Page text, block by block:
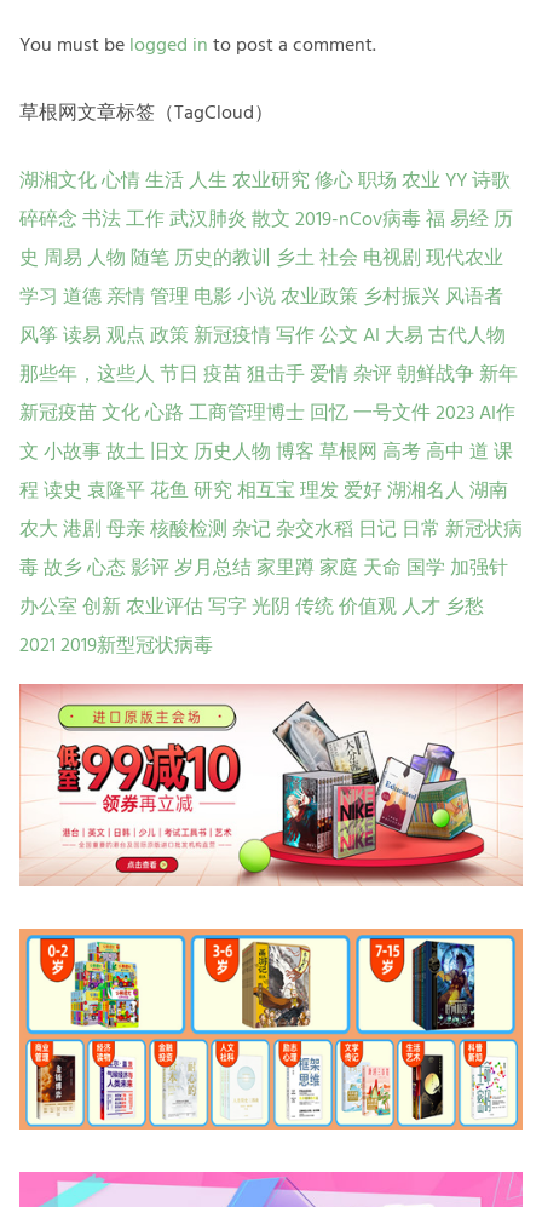
You must belogged into post a comment.
草根网文章标签（TagCloud）
湖湘文化心情生活人生农业研究修心职场农业YY诗歌
碎碎念书法工作武汉肺炎散文2019-nCov病毒福易经历
史 周易人物随笔历史的教训 乡土社会 电视剧现代农业
学习 道德亲情管理电影小说农业政策乡村振兴风语者
风筝读易观点政策新冠疫情写作公文AI 大易古代人物
那些年，这些人节日 疫苗狙击手爱情杂评朝鲜战争新年
新冠疫苗文化心路工商管理博士回忆一号文件2023AI作
文小故事故土旧文 历史人物博客草根网高考高中 道课
程读史袁隆平花鱼研究相互宝理发爱好湖湘名人湖南
农大港剧母亲核酸检测杂记杂交水稻 日记 日常 新冠状病
毒故乡心态影评岁月总结家里蹲家庭 天命 国学 加强针
办公室创新农业评估写字光阴传统价值观人才乡愁
20212019新型冠状病毒